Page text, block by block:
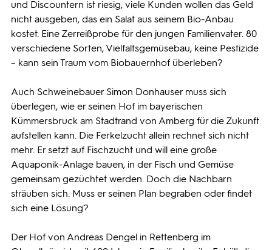
und Discountern ist riesig, viele Kunden wollen das Geld
nicht ausgeben, das ein Salat aus seinem Bio-Anbau
kostet. Eine Zerreißprobe für den jungen Familienvater. 80
verschiedene Sorten, Vielfaltsgemüsebau, keine Pestizide
– kann sein Traum vom Biobauernhof überleben?
Auch Schweinebauer Simon Donhauser muss sich
überlegen, wie er seinen Hof im bayerischen
Kümmersbruck am Stadtrand von Amberg für die Zukunft
aufstellen kann. Die Ferkelzucht allein rechnet sich nicht
mehr. Er setzt auf Fischzucht und will eine große
Aquaponik-Anlage bauen, in der Fisch und Gemüse
gemeinsam gezüchtet werden. Doch die Nachbarn
sträuben sich. Muss er seinen Plan begraben oder findet
sich eine Lösung?
Der Hof von Andreas Dengel in Rettenberg im